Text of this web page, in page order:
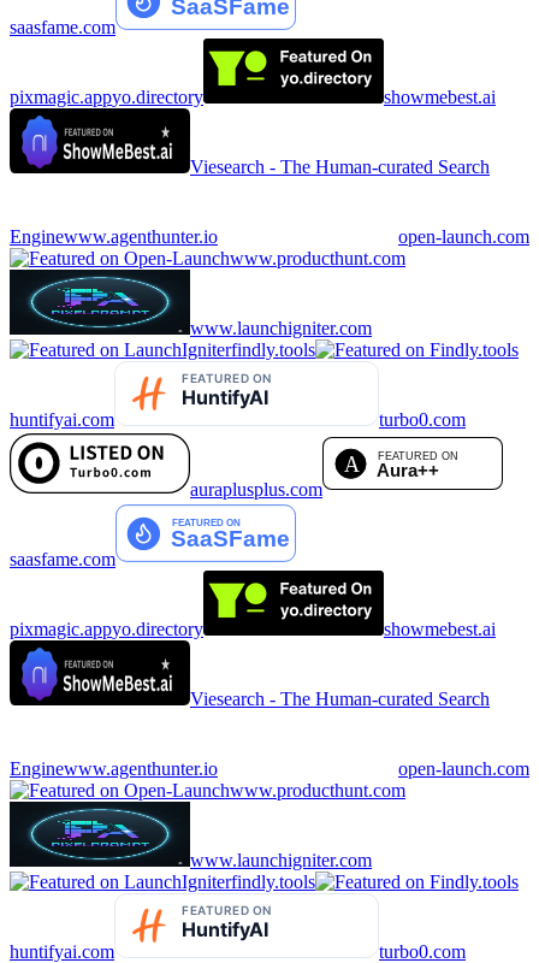
saasfame.com
pixmagic.appyo.directory showmebest.ai
Viesearch - The Human-curated Search
Enginewww.agenthunter.io
open-launch.com
www.producthunt.com
www.launchigniter.com
findly.tools
huntifyai.com turbo0.com
auraplusplus.com
saasfame.com
pixmagic.appyo.directory showmebest.ai
Viesearch - The Human-curated Search
Enginewww.agenthunter.io
open-launch.com
www.producthunt.com
www.launchigniter.com
findly.tools
huntifyai.com turbo0.com